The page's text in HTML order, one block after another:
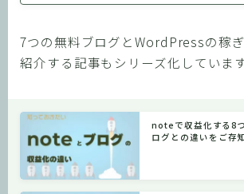
7つの無料ブログとWordPressの稼
紹介する記事もシリーズ化しています
noteで収益化する8
ログとの違いをご存